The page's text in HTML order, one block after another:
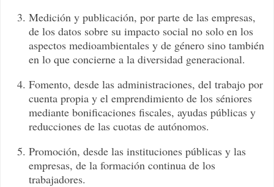
Medición y publicación, por parte de las empresas,
de los datos sobre su impacto social no solo en los
aspectos medioambientales y de género sino también
en lo que concierne a la diversidad generacional.
Fomento, desde las administraciones, del trabajo por
cuenta propia y el emprendimiento de los séniores
mediante bonificaciones fiscales, ayudas públicas y
reducciones de las cuotas de autónomos.
Promoción, desde las instituciones públicas y las
empresas, de la formación continua de los
trabajadores.